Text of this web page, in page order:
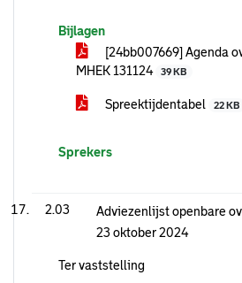
Bijlagen
[24bb007669] Agenda
MHEK 131124
39 KB
Spreektijdentabel 22 KB
Sprekers
2.03
Adviezenlijst openbare
23 oktober 2024
Ter vaststelling